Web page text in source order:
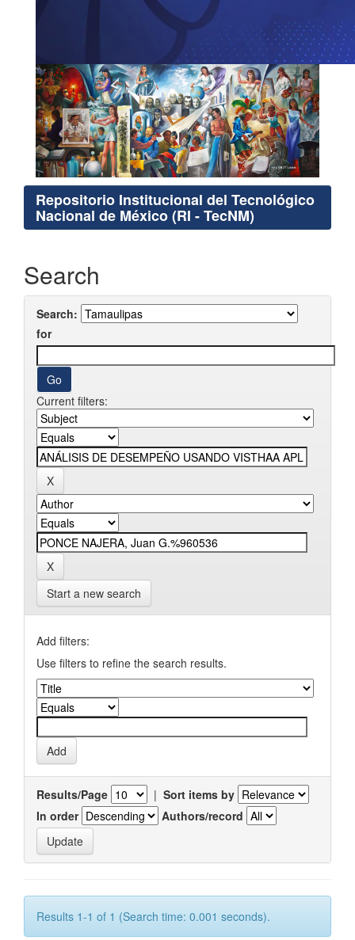
Repositorio Institucional del Tecnológico
Nacional de México (RI - TecNM)
Search
Search:
for
Current filters:
Start a new search
Add filters:
Use filters to refine the search results.
Results/Page | Sort items by
In order
Authors/record
Results 1-1 of 1 (Search time: 0.001 seconds).